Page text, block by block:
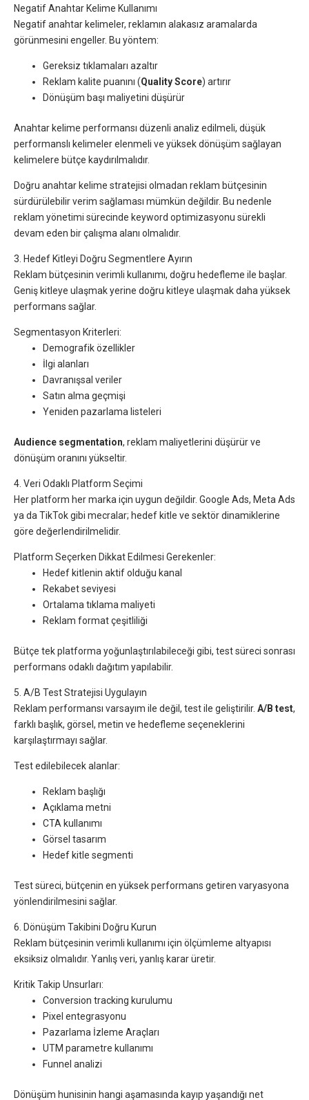
Negatif Anahtar Kelime Kullanımı
Negatif anahtar kelimeler, reklamın alakasız aramalarda
görünmesini engeller. Bu yöntem:
Gereksiz tıklamaları azaltır
Reklam kalite puanını (Quality Score) artırır
Dönüşüm başı maliyetini düşürür
Anahtar kelime performansı düzenli analiz edilmeli, düşük
performanslı kelimeler elenmeli ve yüksek dönüşüm sağlayan
kelimelere bütçe kaydırılmalıdır.
Doğru anahtar kelime stratejisi olmadan reklam bütçesinin
sürdürülebilir verim sağlaması mümkün değildir. Bu nedenle
reklam yönetimi sürecinde keyword optimizasyonu sürekli
devam eden bir çalışma alanı olmalıdır.
3. Hedef Kitleyi Doğru Segmentlere Ayırın
Reklam bütçesinin verimli kullanımı, doğru hedefleme ile başlar.
Geniş kitleye ulaşmak yerine doğru kitleye ulaşmak daha yüksek
performans sağlar.
Segmentasyon Kriterleri:
Demografik özellikler
İlgi alanları
Davranışsal veriler
Satın alma geçmişi
Yeniden pazarlama listeleri
Audience segmentation, reklam maliyetlerini düşürür ve
dönüşüm oranını yükseltir.
4. Veri Odaklı Platform Seçimi
Her platform her marka için uygun değildir. Google Ads, Meta Ads
ya da TikTok gibi mecralar; hedef kitle ve sektör dinamiklerine
göre değerlendirilmelidir.
Platform Seçerken Dikkat Edilmesi Gerekenler:
Hedef kitlenin aktif olduğu kanal
Rekabet seviyesi
Ortalama tıklama maliyeti
Reklam format çeşitliliği
Bütçe tek platforma yoğunlaştırılabileceği gibi, test süreci sonrası
performans odaklı dağıtım yapılabilir.
5. A/B Test Stratejisi Uygulayın
Reklam performansı varsayım ile değil, test ile geliştirilir. A/B test,
farklı başlık, görsel, metin ve hedefleme seçeneklerini
karşılaştırmayı sağlar.
Test edilebilecek alanlar:
Reklam başlığı
Açıklama metni
CTA kullanımı
Görsel tasarım
Hedef kitle segmenti
Test süreci, bütçenin en yüksek performans getiren varyasyona
yönlendirilmesini sağlar.
6. Dönüşüm Takibini Doğru Kurun
Reklam bütçesinin verimli kullanımı için ölçümleme altyapısı
eksiksiz olmalıdır. Yanlış veri, yanlış karar üretir.
Kritik Takip Unsurları:
Conversion tracking kurulumu
Pixel entegrasyonu
Pazarlama İzleme Araçları
UTM parametre kullanımı
Funnel analizi
Dönüşüm hunisinin hangi aşamasında kayıp yaşandığı net